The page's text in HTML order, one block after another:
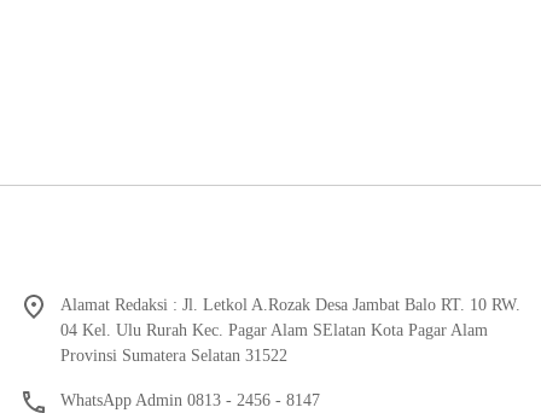
Alamat Redaksi : Jl. Letkol A.Rozak Desa Jambat Balo RT. 10 RW.
04 Kel. Ulu Rurah Kec. Pagar Alam SElatan Kota Pagar Alam
Provinsi Sumatera Selatan 31522
WhatsApp Admin 0813 - 2456 - 8147